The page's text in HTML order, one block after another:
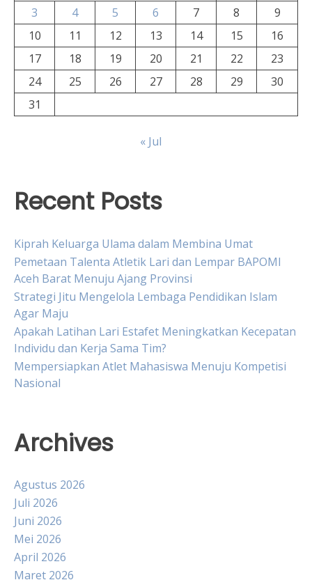
3
4 5 6 7 8
9
10
11 12 13 14 15
16
17
18 19 20 21 22
23
24
25 26 27 28 29
30
31
« Jul
Recent Posts
Kiprah Keluarga Ulama dalam Membina Umat
Pemetaan Talenta Atletik Lari dan Lempar BAPOMI
Aceh Barat Menuju Ajang Provinsi
Strategi Jitu Mengelola Lembaga Pendidikan Islam
Agar Maju
Apakah Latihan Lari Estafet Meningkatkan Kecepatan
Individu dan Kerja Sama Tim?
Mempersiapkan Atlet Mahasiswa Menuju Kompetisi
Nasional
Archives
Agustus 2026
Juli 2026
Juni 2026
Mei 2026
April 2026
Maret 2026